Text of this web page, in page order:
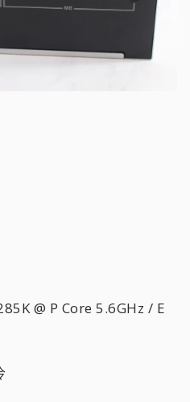
@ P Core 5.6GHz / E